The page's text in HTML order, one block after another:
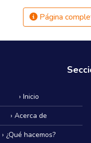
Página
› Inicio
› Acerca de
› ¿Qué hacemos?